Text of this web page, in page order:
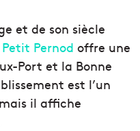
et de son siècle
Petit Pernod offre une
Port et la Bonne
est l’un
il affiche